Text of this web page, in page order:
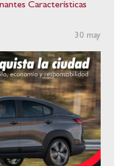
Características
30 may